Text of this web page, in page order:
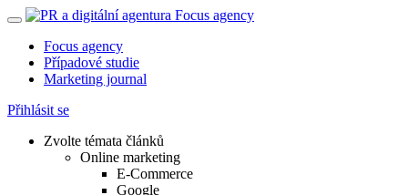
Focus agency
Případové studie
Marketing journal
Přihlásit se
Zvolte témata článků
Online marketing
E-Commerce
Google